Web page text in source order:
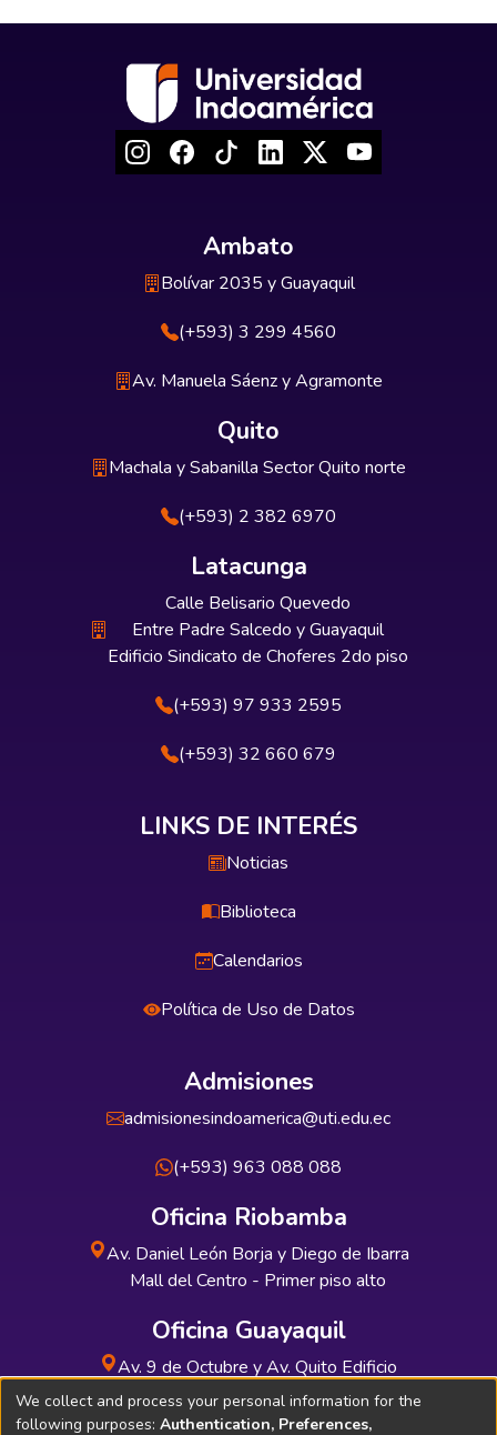
Ambato
Bolívar 2035 y Guayaquil
(+593) 3 299 4560
Av. Manuela Sáenz y Agramonte
Quito
Machala y Sabanilla Sector Quito norte
(+593) 2 382 6970
Latacunga
Calle Belisario Quevedo
Entre Padre Salcedo y Guayaquil
Edificio Sindicato de Choferes 2do piso
(+593) 97 933 2595
(+593) 32 660 679
LINKS DE INTERÉS
Noticias
Biblioteca
Calendarios
Política de Uso de Datos
Admisiones
admisionesindoamerica@uti.edu.ec
(+593) 963 088 088
Oficina Riobamba
Av. Daniel León Borja y Diego de Ibarra
Mall del Centro - Primer piso alto
Oficina Guayaquil
Av. 9 de Octubre y Av. Quito Edificio
INDUAUTO - Planta baja
We collect and process your personal information for the
following purposes: Authentication, Preferences,